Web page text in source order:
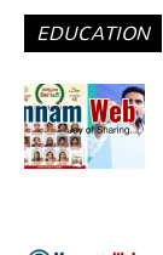
EDUCATION